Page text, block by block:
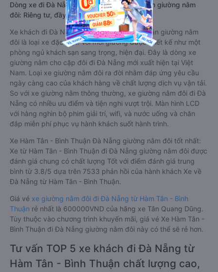
Dòng xe đi Đà Nẵng từ Hàm Tân - Bình Thuận giường nằm
đôi: Riêng tư, đầy đủ tiện nghi
Xe khách đi Đà Nẵng từ Hàm Tân - Bình Thuận giường nằm
đôi là loại xe đặc biệt. Với mỗi giường được thiết kế như một
phòng ngủ khách sạn sang trọng, hiện đại. Đây là dòng xe
giường nằm cho cặp đôi đi Đà Nẵng mới xuất hiện tại Việt
Nam. Loại xe giường nằm đôi ra đời nhằm đáp ứng yêu cầu
ngày càng cao của khách hàng về chất lượng dịch vụ vận tải.
So với xe giường nằm thông thường, xe giường nằm đôi đi Đà
Nẵng có nhiều ưu điểm và tiện nghi vượt trội. Màn hình LCD
với hàng nghìn bộ phim giải trí, wifi, và nước uống và chăn
đắp miễn phí phục vụ hành khách suốt hành trình.
Xe Hàm Tân - Bình Thuận Đà Nẵng giường nằm đôi tốt nhất:
Xe từ Hàm Tân - Bình Thuận đi Đà Nẵng giường nằm đôi được
đánh giá chung có chất lượng Tốt với điểm đánh giá trung
bình từ 3.8/5 dựa trên 7533 phản hồi của hành khách Xe về
Đà Nẵng từ Hàm Tân - Bình Thuận.
Giá vé xe giường nằm đôi đi Đà Nẵng từ Hàm Tân - Bình
Thuận rẻ nhất là 600000VND của hãng xe Tân Quang Dũng.
Tùy thuộc vào chương trình khuyến mãi, giá vé Xe Hàm Tân -
Bình Thuận đi Đà Nẵng giường nằm đôi này có thể sẽ rẻ hơn.
Tư vấn TOP 5 xe khách đi Đà Nẵng từ
Hàm Tân - Bình Thuận chất lượng cao,